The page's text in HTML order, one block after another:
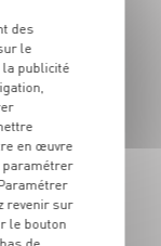
des
le
publicité
en œuvre
paramétrer
revenir sur
le bouton